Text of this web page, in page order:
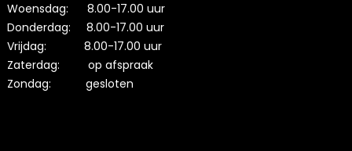
Woensdag: 8.00-17.00 uur
Donderdag: 8.00-17.00 uur
Vrijdag: 8.00-17.00 uur
Zaterdag: op afspraak
Zondag: gesloten